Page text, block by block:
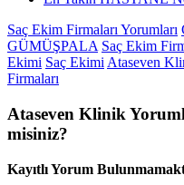
Saç Ekim Firmaları Yorumları
GÜMÜŞPALA Saç Ekim
Ekimi Saç Ekimi Ataseven
Firmaları
Ataseven Klinik
misiniz?
Kayıtlı Yorum